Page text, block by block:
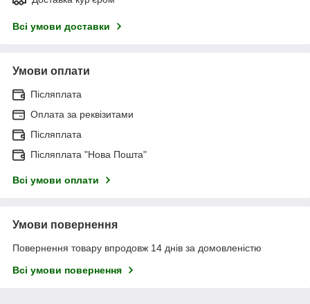
Всі умови доставки
Умови оплати
Післяплата
Оплата за реквізитами
Післяплата
Післяплата "Нова Пошта"
Всі умови оплати
Умови повернення
Повернення товару впродовж 14 днів за домовленістю
Всі умови повернення